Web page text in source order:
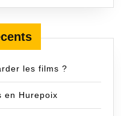
les films ?
en Hurepoix